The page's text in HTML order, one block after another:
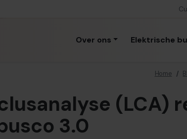
Over ons Elektrische
Home /
(LCA)
3.0